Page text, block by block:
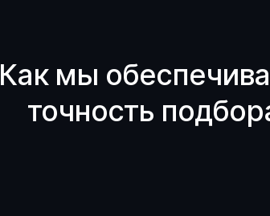
Как мы
точность